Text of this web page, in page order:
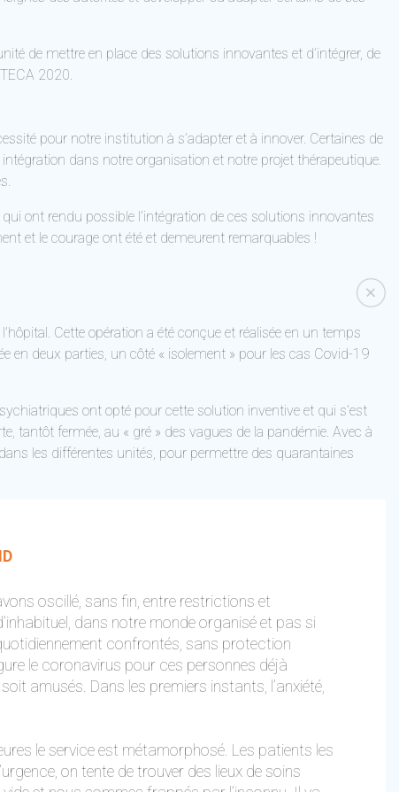
de mettre en place des solutions innovantes et d’intégrer, de
2020.
pour notre institution à s’adapter et à innover. Certaines de
dans notre organisation et notre projet thérapeutique.
ont rendu possible l’intégration de ces solutions innovantes
et le courage ont été et demeurent remarquables !
Cette opération a été conçue et réalisée en un temps
en deux parties, un côté « isolement » pour les cas Covid-19
ont opté pour cette solution inventive et qui s’est
tantôt fermée, au « gré » des vagues de la pandémie. Avec à
les différentes unités, pour permettre des quarantaines
oscillé, sans fin, entre restrictions et
dans notre monde organisé et pas si
confrontés, sans protection
le coronavirus pour ces personnes déjà
amusés. Dans les premiers instants, l’anxiété,
le service est métamorphosé. Les patients les
on tente de trouver des lieux de soins